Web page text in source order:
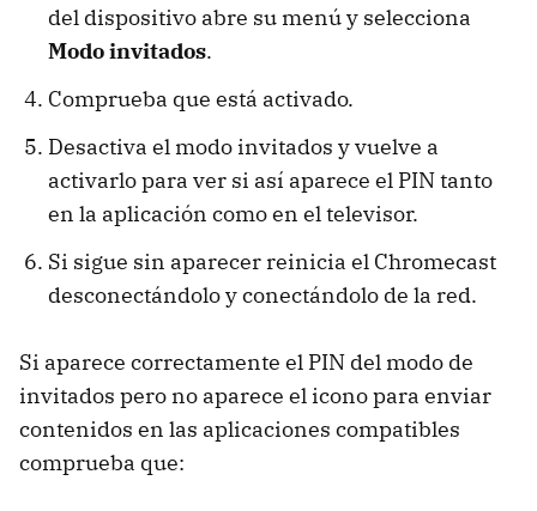
del dispositivo abre su menú y selecciona
Modo invitados.
Comprueba que está activado.
Desactiva el modo invitados y vuelve a
activarlo para ver si así aparece el PIN tanto
en la aplicación como en el televisor.
Si sigue sin aparecer reinicia el Chromecast
desconectándolo y conectándolo de la red.
Si aparece correctamente el PIN del modo de
invitados pero no aparece el icono para enviar
contenidos en las aplicaciones compatibles
comprueba que: